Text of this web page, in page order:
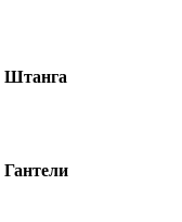
Штанга
Гантели